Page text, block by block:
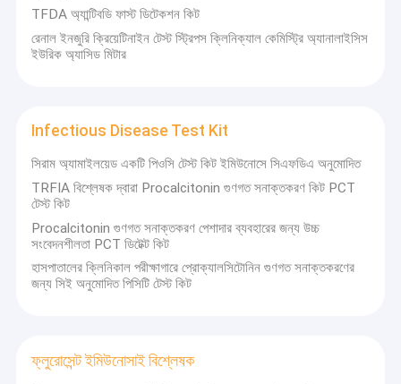
TFDA অ্যান্টিবডি ফাস্ট ডিটেকশন কিট
রেনাল ইনজুরি ক্রিয়েটিনাইন টেস্ট স্ট্রিপস ক্লিনিক্যাল কেমিস্ট্রি অ্যানালাইসিস
ইউরিক অ্যাসিড মিটার
Infectious Disease Test Kit
সিরাম অ্যামাইলয়েড একটি পিওসি টেস্ট কিট ইমিউনোসে সিএফডিএ অনুমোদিত
TRFIA বিশ্লেষক দ্বারা Procalcitonin গুণগত সনাক্তকরণ কিট PCT
টেস্ট কিট
Procalcitonin গুণগত সনাক্তকরণ পেশাদার ব্যবহারের জন্য উচ্চ
সংবেদনশীলতা PCT ডিটেক্ট কিট
হাসপাতালের ক্লিনিকাল পরীক্ষাগারে প্রোক্যালসিটোনিন গুণগত সনাক্তকরণের
জন্য সিই অনুমোদিত পিসিটি টেস্ট কিট
ফ্লুরোসেন্ট ইমিউনোসাই বিশ্লেষক
Lumigenex (Suzhou) Co., Ltd. হল একটি দ্রুত বর্ধনশীল বায়োটেকনোলজিকাল
কোম্পানি যা ক্লিনিকাল ডায়াগনস্টিক পণ্যের ক্রমাগত ক্রমবর্ধমান চাহিদা পূরণ করে এমন
উপর ভিত্তি করে, যা একচেটিয়াভাবে কিম্বার্লি-ক্লার্ক দ্বারা অনুমোদিত, আমরা কার্ডিওলজি,